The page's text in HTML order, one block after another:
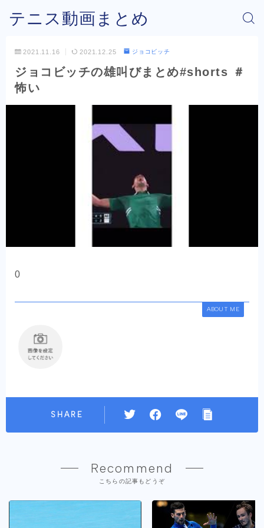
テニス動画まとめ
2021.11.16 2021.12.25 ジョコビッチ
ジョコビッチの雄叫びまとめ#shorts ＃
怖い
0
ABOUT ME
SHARE
Recommend
こちらの記事もどうぞ